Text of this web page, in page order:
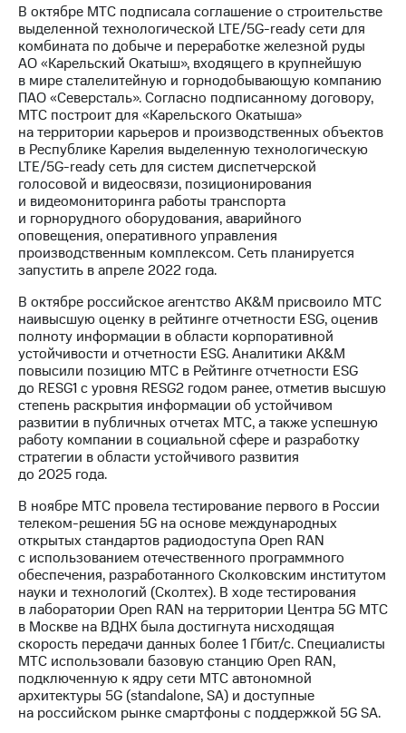
В октябре МТС подписала соглашение о строительстве
выделенной технологической LTE/5G-ready сети для
комбината по добыче и переработке железной руды
АО «Карельский Окатыш», входящего в крупнейшую
в мире сталелитейную и горнодобывающую компанию
ПАО «Северсталь». Согласно подписанному договору,
МТС построит для «Карельского Окатыша»
на территории карьеров и производственных объектов
в Республике Карелия выделенную технологическую
LTE/5G-ready сеть для систем диспетчерской
голосовой и видеосвязи, позиционирования
и видеомониторинга работы транспорта
и горнорудного оборудования, аварийного
оповещения, оперативного управления
производственным комплексом. Сеть планируется
запустить в апреле 2022 года.
В октябре российское агентство AK&M присвоило МТС
наивысшую оценку в рейтинге отчетности ESG, оценив
полноту информации в области корпоративной
устойчивости и отчетности ESG. Аналитики AK&M
повысили позицию МТС в Рейтинге отчетности ESG
до RESG1 с уровня RESG2 годом ранее, отметив высшую
степень раскрытия информации об устойчивом
развитии в публичных отчетах МТС, а также успешную
работу компании в социальной сфере и разработку
стратегии в области устойчивого развития
до 2025 года.
В ноябре МТС провела тестирование первого в России
телеком-решения 5G на основе международных
открытых стандартов радиодоступа Open RAN
с использованием отечественного программного
обеспечения, разработанного Сколковским институтом
науки и технологий (Сколтех). В ходе тестирования
в лаборатории Open RAN на территории Центра 5G МТС
в Москве на ВДНХ была достигнута нисходящая
скорость передачи данных более 1 Гбит/с. Специалисты
МТС использовали базовую станцию Open RAN,
подключенную к ядру сети МТС автономной
архитектуры 5G (standalone, SA) и доступные
на российском рынке смартфоны с поддержкой 5G SA.